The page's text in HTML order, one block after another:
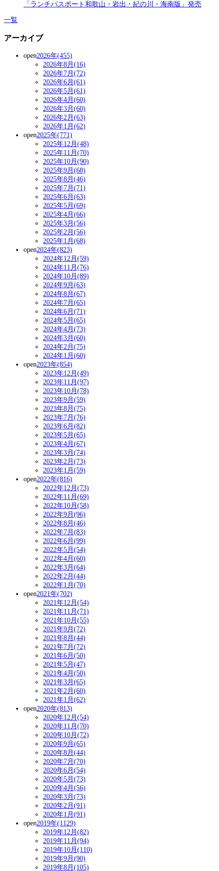
「ランチパスポート和歌山・岩出・紀の川・海南版」発売
一覧
アーカイブ
open2026年(455)
2026年8月(16)
2026年7月(72)
2026年6月(61)
2026年5月(61)
2026年4月(60)
2026年3月(60)
2026年2月(63)
2026年1月(62)
open2025年(771)
2025年12月(48)
2025年11月(70)
2025年10月(90)
2025年9月(68)
2025年8月(46)
2025年7月(71)
2025年6月(63)
2025年5月(69)
2025年4月(66)
2025年3月(56)
2025年2月(56)
2025年1月(68)
open2024年(823)
2024年12月(59)
2024年11月(76)
2024年10月(89)
2024年9月(63)
2024年8月(67)
2024年7月(65)
2024年6月(71)
2024年5月(65)
2024年4月(73)
2024年3月(60)
2024年2月(75)
2024年1月(60)
open2023年(854)
2023年12月(49)
2023年11月(97)
2023年10月(78)
2023年9月(59)
2023年8月(75)
2023年7月(76)
2023年6月(82)
2023年5月(65)
2023年4月(67)
2023年3月(74)
2023年2月(73)
2023年1月(59)
open2022年(816)
2022年12月(73)
2022年11月(69)
2022年10月(58)
2022年9月(96)
2022年8月(46)
2022年7月(83)
2022年6月(99)
2022年5月(54)
2022年4月(60)
2022年3月(64)
2022年2月(44)
2022年1月(70)
open2021年(702)
2021年12月(54)
2021年11月(71)
2021年10月(55)
2021年9月(72)
2021年8月(44)
2021年7月(72)
2021年6月(50)
2021年5月(47)
2021年4月(50)
2021年3月(65)
2021年2月(60)
2021年1月(62)
open2020年(813)
2020年12月(54)
2020年11月(70)
2020年10月(72)
2020年9月(65)
2020年8月(44)
2020年7月(70)
2020年6月(54)
2020年5月(73)
2020年4月(56)
2020年3月(73)
2020年2月(91)
2020年1月(91)
open2019年(1129)
2019年12月(82)
2019年11月(94)
2019年10月(110)
2019年9月(90)
2019年8月(105)